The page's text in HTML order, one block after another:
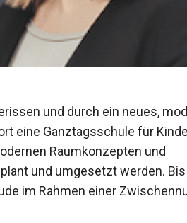
und durch ein neues,
eine Ganztagsschule für
Raumkonzepten und
und umgesetzt werden.
im Rahmen einer